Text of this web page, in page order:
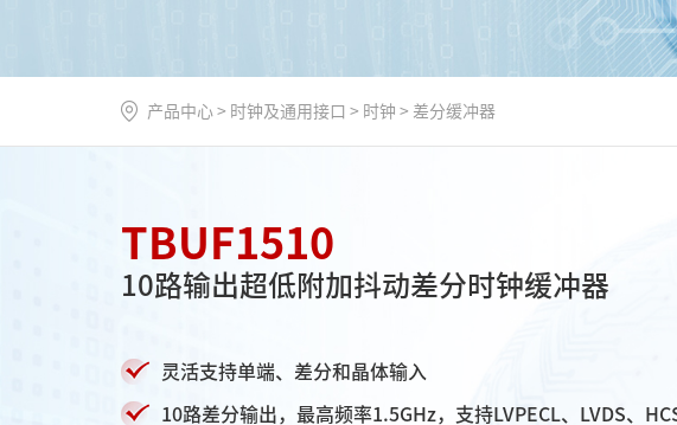
产品中心 > 时钟及通用接口 > 时钟 > 差分缓冲器
TBUF1510
10路输出超低附加抖动差分时钟缓冲器
灵活支持单端、差分和晶体输入
10路差分输出，最高频率1.5GHz，支持LVPECL、LVDS、